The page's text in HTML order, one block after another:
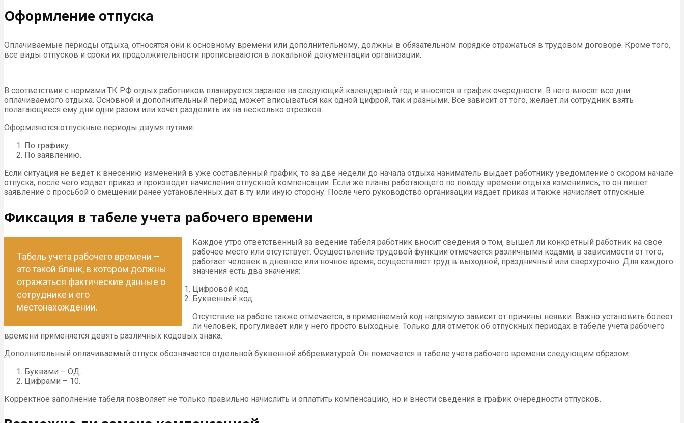
Оформление отпуска
Оплачиваемые периоды отдыха, относятся они к основному времени или дополнительному, должны в обязательном порядке отражаться в трудовом договоре. Кроме того,
все виды отпусков и сроки их продолжительности прописываются в локальной документации организации.
В соответствии с нормами ТК РФ отдых работников планируется заранее на следующий календарный год и вносятся в график очередности. В него вносят все дни
оплачиваемого отдыха. Основной и дополнительный период может вписываться как одной цифрой, так и разными. Все зависит от того, желает ли сотрудник взять
полагающиеся ему дни одни разом или хочет разделить их на несколько отрезков.
Оформляются отпускные периоды двумя путями:
По графику.
По заявлению.
Если ситуация не ведет к внесению изменений в уже составленный график, то за две недели до начала отдыха наниматель выдает работнику уведомление о скором начале
отпуска, после чего издает приказ и производит начисления отпускной компенсации. Если же планы работающего по поводу времени отдыха изменились, то он пишет
заявление с просьбой о смещении ранее установленных дат в ту или иную сторону. После чего руководство организации издает приказ и также начисляет отпускные.
Фиксация в табеле учета рабочего времени
Табель учета рабочего времени –
это такой бланк, в котором должны
отражаться фактические данные о
сотруднике и его
местонахождении.
Каждое утро ответственный за ведение табеля работник вносит сведения о том, вышел ли конкретный работник на свое
рабочее место или отсутствует. Осуществление трудовой функции отмечается различными кодами, в зависимости от того,
работает человек в дневное или ночное время, осуществляет труд в выходной, праздничный или сверхурочно. Для каждого
значения есть два значения:
Цифровой код.
Буквенный код.
Отсутствие на работе также отмечается, а применяемый код напрямую зависит от причины неявки. Важно установить болеет
ли человек, прогуливает или у него просто выходные. Только для отметок об отпускных периодах в табеле учета рабочего
времени применяется девять различных кодовых знака.
Дополнительный оплачиваемый отпуск обозначается отдельной буквенной аббревиатурой. Он помечается в табеле учета рабочего времени следующим образом:
Буквами – ОД.
Цифрами – 10.
Корректное заполнение табеля позволяет не только правильно начислить и оплатить компенсацию, но и внести сведения в график очередности отпусков.